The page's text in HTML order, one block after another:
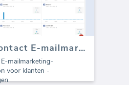
Constant Contact E-mailmarketing dashboard
mailmarketing-
voor klanten -